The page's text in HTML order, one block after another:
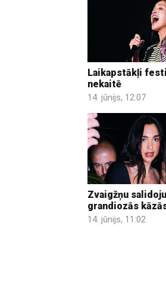
Laikapstākļi
nekaitē
14. jūnijs, 12:07
Zvaigžņu
grandiozās
14. jūnijs, 11:02